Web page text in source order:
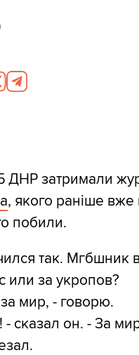
затримали
, якого раніше вже
побили.
так.
или за укропов?
мир, - говорю.
- сказал он. - За